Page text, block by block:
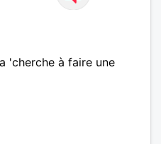
'cherche à faire une